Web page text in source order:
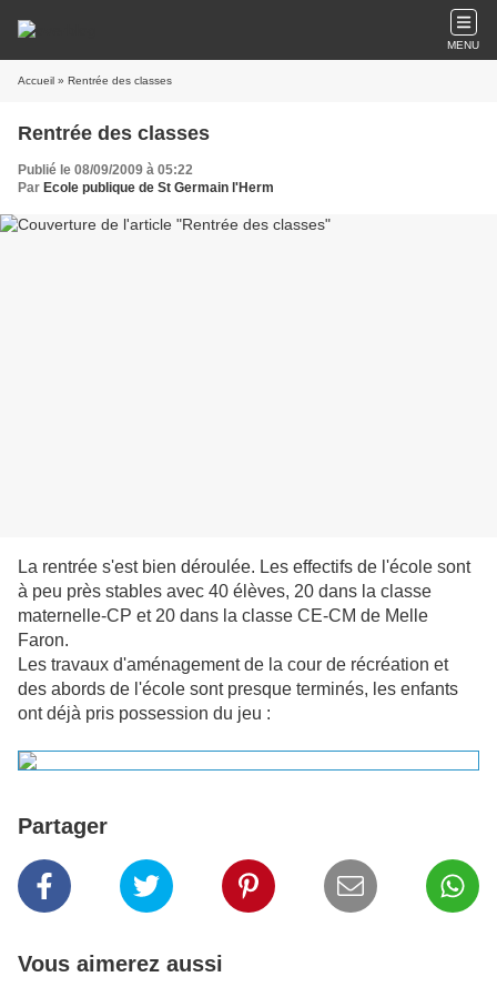
MENU
Accueil » Rentrée des classes
Rentrée des classes
Publié le 08/09/2009 à 05:22
Par Ecole publique de St Germain l'Herm
La rentrée s'est bien déroulée. Les effectifs de l'école sont
à peu près stables avec 40 élèves, 20 dans la classe
maternelle-CP et 20 dans la classe CE-CM de Melle
Faron.
Les travaux d'aménagement de la cour de récréation et
des abords de l'école sont presque terminés, les enfants
ont déjà pris possession du jeu :
Partager
Vous aimerez aussi